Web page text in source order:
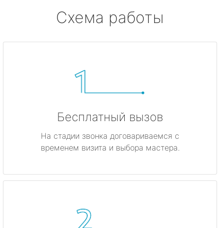
Схема работы
Бесплатный вызов
На стадии звонка договариваемся с
временем визита и выбора мастера.